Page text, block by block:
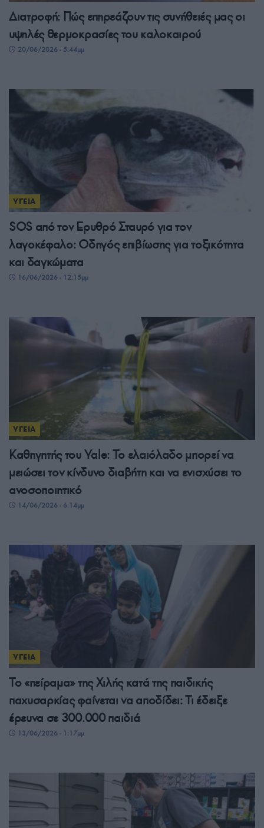
Διατροφή: Πώς επηρεάζουν τις συνήθειές μας οι
υψηλές θερμοκρασίες του καλοκαιρού
20/06/2026 - 5:44μμ
ΥΓΕΙΑ
SOS από τον Ερυθρό Σταυρό για τον
λαγοκέφαλο: Οδηγός επιβίωσης για τοξικότητα
και δαγκώματα
16/06/2026 - 12:15μμ
ΥΓΕΙΑ
Καθηγητής του Yale: Το ελαιόλαδο μπορεί να
μειώσει τον κίνδυνο διαβήτη και να ενισχύσει το
ανοσοποιητικό
14/06/2026 - 6:14μμ
ΥΓΕΙΑ
Το «πείραμα» της Χιλής κατά της παιδικής
παχυσαρκίας φαίνεται να αποδίδει: Τι έδειξε
έρευνα σε 300.000 παιδιά
13/06/2026 - 1:17μμ